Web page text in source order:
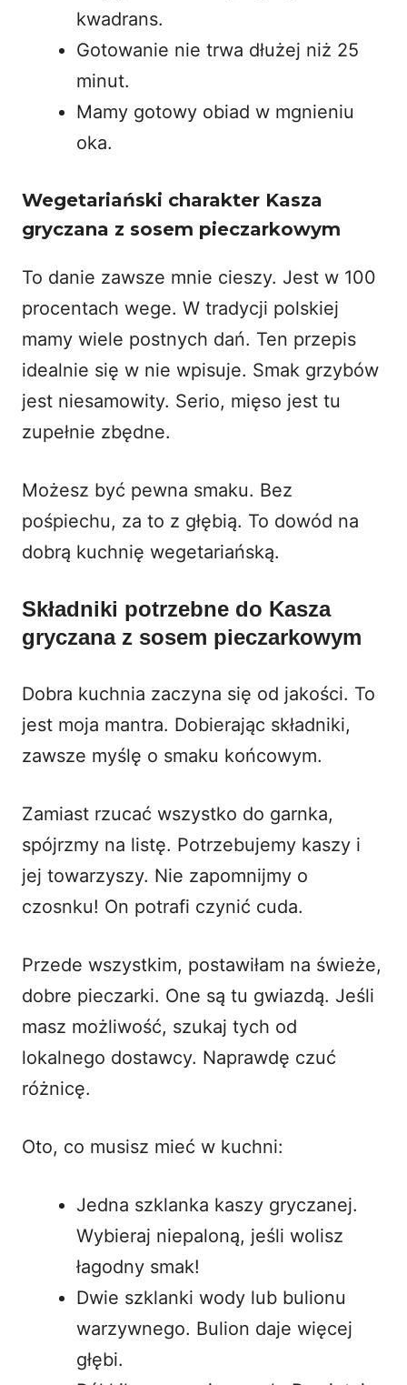
kwadrans.
Gotowanie nie trwa dłużej niż 25
minut.
Mamy gotowy obiad w mgnieniu
oka.
Wegetariański charakter Kasza
gryczana z sosem pieczarkowym
To danie zawsze mnie cieszy. Jest w 100
procentach wege. W tradycji polskiej
mamy wiele postnych dań. Ten przepis
idealnie się w nie wpisuje. Smak grzybów
jest niesamowity. Serio, mięso jest tu
zupełnie zbędne.
Możesz być pewna smaku. Bez
pośpiechu, za to z głębią. To dowód na
dobrą kuchnię wegetariańską.
Składniki potrzebne do Kasza
gryczana z sosem pieczarkowym
Dobra kuchnia zaczyna się od jakości. To
jest moja mantra. Dobierając składniki,
zawsze myślę o smaku końcowym.
Zamiast rzucać wszystko do garnka,
spójrzmy na listę. Potrzebujemy kaszy i
jej towarzyszy. Nie zapomnijmy o
czosnku! On potrafi czynić cuda.
Przede wszystkim, postawiłam na świeże,
dobre pieczarki. One są tu gwiazdą. Jeśli
masz możliwość, szukaj tych od
lokalnego dostawcy. Naprawdę czuć
różnicę.
Oto, co musisz mieć w kuchni:
Jedna szklanka kaszy gryczanej.
Wybieraj niepaloną, jeśli wolisz
łagodny smak!
Dwie szklanki wody lub bulionu
warzywnego. Bulion daje więcej
głębi.